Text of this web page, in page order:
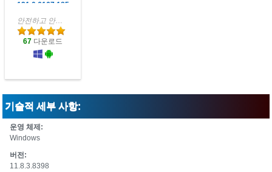
121.0.6167.185
안전하고 안전한 웹 브라우저
67 다운로드
기술적 세부 사항:
운영 체제:
Windows
버전:
11.8.3.8398